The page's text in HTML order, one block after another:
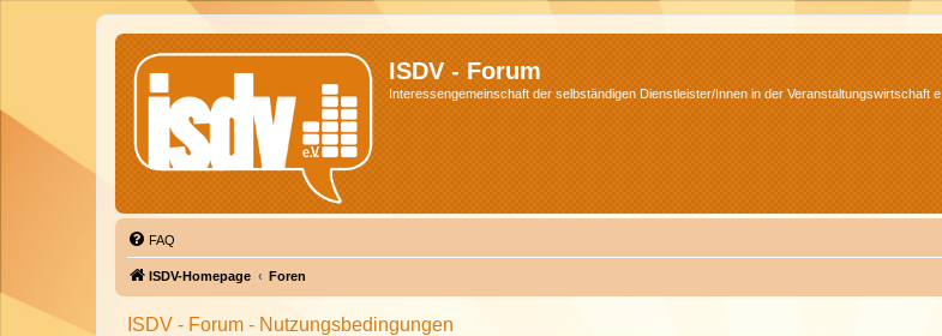
ISDV - Forum
Interessengemeinschaft der selbständigen Dienstleister/Innen in der Veranstaltungswirtschaft
FAQ
ISDV-Homepage Foren
ISDV - Forum - Nutzungsbedingungen